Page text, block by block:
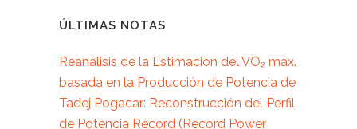
ÚLTIMAS NOTAS
Reanálisis de la Estimación del VO₂ máx.
basada en la Producción de Potencia de
Tadej Pogacar: Reconstrucción del Perfil
de Potencia Récord (Record Power